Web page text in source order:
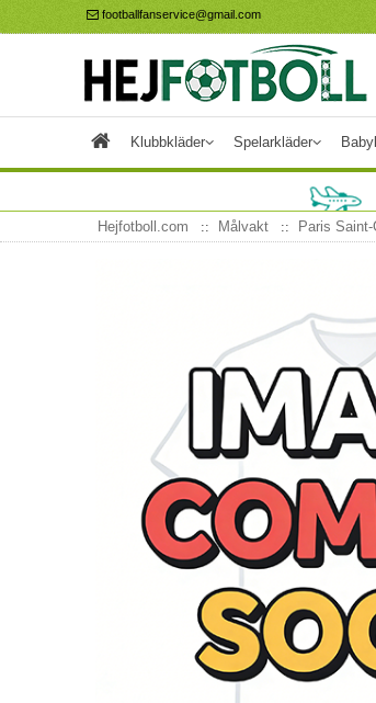
footballfanservice@gmail.com
Klubbkläder Spelarkläder
Hejfotboll.com Målvakt Paris